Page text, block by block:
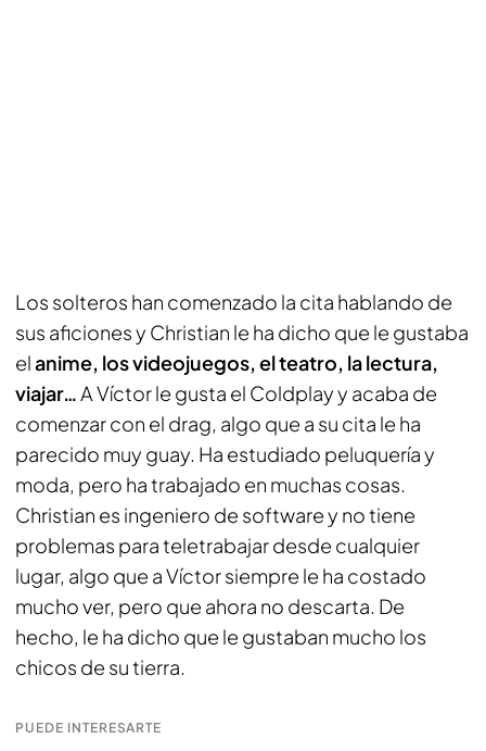
Los solteros han comenzado la cita hablando de
sus aficiones y Christian le ha dicho que le gustaba
elanime, los videojuegos, el teatro, la lectura,
viajar…A Víctor le gusta el Coldplay y acaba de
comenzar con el drag, algo que a su cita le ha
parecido muy guay. Ha estudiado peluquería y
moda, pero ha trabajado en muchas cosas.
Christian es ingeniero de software y no tiene
problemas para teletrabajar desde cualquier
lugar, algo que a Víctor siempre le ha costado
mucho ver, pero que ahora no descarta. De
hecho, le ha dicho que le gustaban mucho los
chicos de su tierra.
PUEDE INTERESARTE